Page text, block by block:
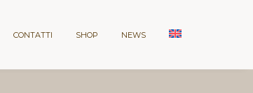
CONTATTI SHOP NEWS